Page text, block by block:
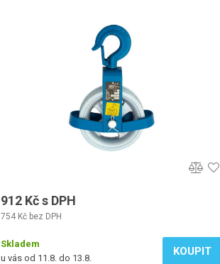
912 Kč s DPH
754 Kč bez DPH
Skladem
u vás od 11.8. do 13.8.
KOUPIT